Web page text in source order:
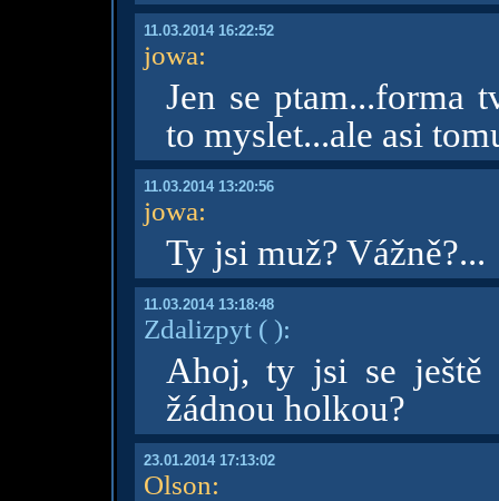
11.03.2014 16:22:52
jowa:
Jen se ptam...forma
to myslet...ale asi
11.03.2014 13:20:56
jowa:
Ty jsi muž? Vážně?...
11.03.2014 13:18:48
Zdalizpyt( ):
Ahoj, ty jsi se ještě
žádnou holkou?
23.01.2014 17:13:02
Olson: